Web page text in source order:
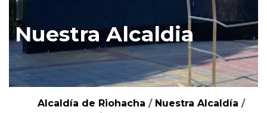
Nuestra Alcaldia
Alcaldía de Riohacha / Nuestra Alcaldía /